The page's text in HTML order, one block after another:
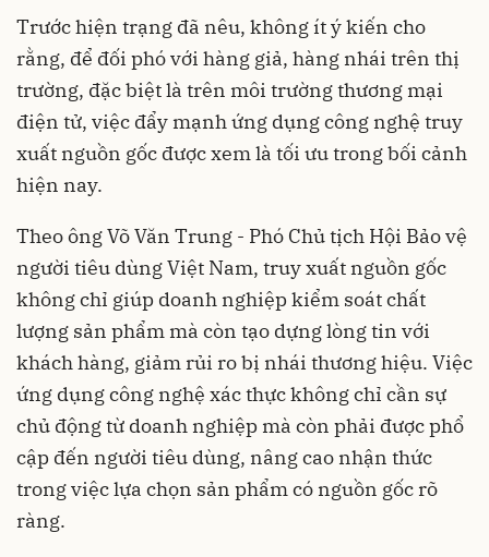
Trước hiện trạng đã nêu, không ít ý kiến cho
rằng, để đối phó với hàng giả, hàng nhái trên thị
trường, đặc biệt là trên môi trường thương mại
điện tử, việc đẩy mạnh ứng dụng công nghệ truy
xuất nguồn gốc được xem là tối ưu trong bối cảnh
hiện nay.
Theo ông Võ Văn Trung - Phó Chủ tịch Hội Bảo vệ
người tiêu dùng Việt Nam, truy xuất nguồn gốc
không chỉ giúp doanh nghiệp kiểm soát chất
lượng sản phẩm mà còn tạo dựng lòng tin với
khách hàng, giảm rủi ro bị nhái thương hiệu. Việc
ứng dụng công nghệ xác thực không chỉ cần sự
chủ động từ doanh nghiệp mà còn phải được phổ
cập đến người tiêu dùng, nâng cao nhận thức
trong việc lựa chọn sản phẩm có nguồn gốc rõ
ràng.